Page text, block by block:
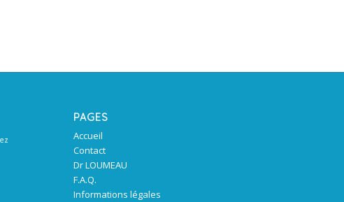
PAGES
Accueil
Contact
Dr LOUMEAU
F.A.Q.
Informations légales